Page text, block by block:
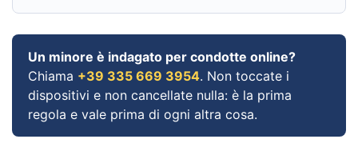
Un minore è indagato per condotte online?
Chiama +39 335 669 3954. Non toccate i
dispositivi e non cancellate nulla: è la prima
regola e vale prima di ogni altra cosa.